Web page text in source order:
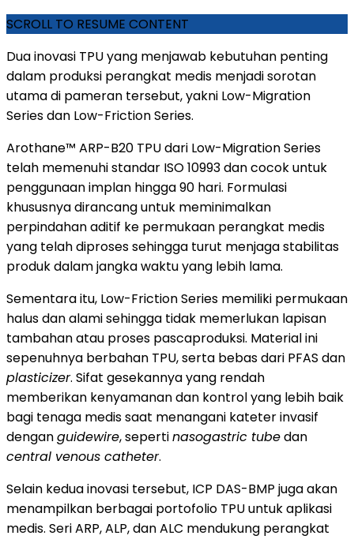
SCROLL TO RESUME CONTENT
Dua inovasi TPU yang menjawab kebutuhan penting
dalam produksi perangkat medis menjadi sorotan
utama di pameran tersebut, yakni Low-Migration
Series dan Low-Friction Series.
Arothane™ ARP-B20 TPU dari Low-Migration Series
telah memenuhi standar ISO 10993 dan cocok untuk
penggunaan implan hingga 90 hari. Formulasi
khususnya dirancang untuk meminimalkan
perpindahan aditif ke permukaan perangkat medis
yang telah diproses sehingga turut menjaga stabilitas
produk dalam jangka waktu yang lebih lama.
Sementara itu, Low-Friction Series memiliki permukaan
halus dan alami sehingga tidak memerlukan lapisan
tambahan atau proses pascaproduksi. Material ini
sepenuhnya berbahan TPU, serta bebas dari PFAS dan
plasticizer. Sifat gesekannya yang rendah
memberikan kenyamanan dan kontrol yang lebih baik
bagi tenaga medis saat menangani kateter invasif
denganguidewire, sepertinasogastric tubedan
central venous catheter.
Selain kedua inovasi tersebut, ICP DAS-BMP juga akan
menampilkan berbagai portofolio TPU untuk aplikasi
medis. Seri ARP, ALP, dan ALC mendukung perangkat